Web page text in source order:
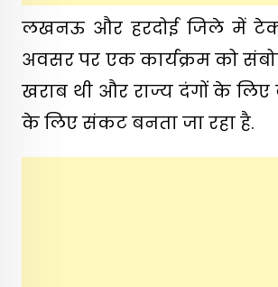
लखनऊ और हरदोई जिले में
अवसर पर एक कार्यक्रम को
खराब थी और राज्य दंगों के
के लिए संकट बनता जा रहा है.